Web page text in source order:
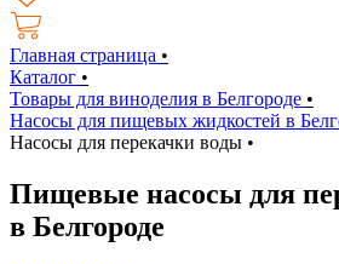
Главная страница •
Каталог •
Товары для виноделия в Белгороде •
Насосы для пищевых жидкостей в
Насосы для перекачки воды •
Пищевые насосы для
в Белгороде